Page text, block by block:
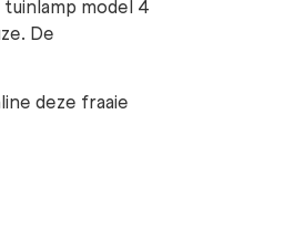
model 4
De
deze fraaie